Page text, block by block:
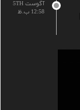
آگوست 5TH
12:58 ب.ظ